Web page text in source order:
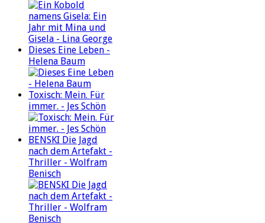
Dieses Eine Leben -
Helena Baum
Toxisch: Mein. Für
immer. - Jes Schön
BENSKI Die Jagd
nach dem Artefakt -
Thriller - Wolfram
Benisch